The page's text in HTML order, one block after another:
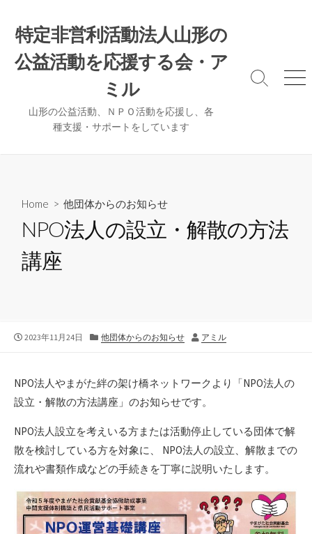
特定非営利活動法人山形の
公益活動を応援する会・ア
ミル
山形の公益活動、ＮＰＯ活動を応援し、各
種支援・サポートをしています
検
メ
Home > 他団体からのお知らせ
NPO法人の設立・解散の方法
講座
公
2023年11月24日
カ
リ
ー
他団体からのお知らせ
作
アミル
NPO法人やまがた絆の架け橋ネットワークより「NPO法人の
設立・解散の方法講座」のお知らせです。
NPO法人設立を考えいる方または活動停止している団体で解
散を検討している方を対象に、 NPO法人の設立、解散までの
流れや書類作成などの手続きを丁寧に説明いたします。